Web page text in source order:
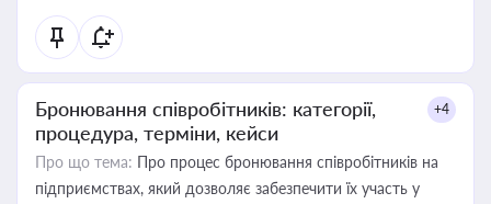
Бронювання співробітників: категорії,
процедура, терміни, кейси
+4
Про що тема: Про процес бронювання співробітників на
підприємствах, який дозволяє забезпечити їх участь у